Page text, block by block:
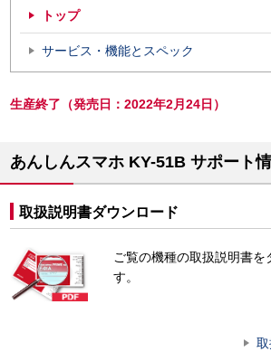
トップ
サービス・機能とスペック
生産終了（発売日：2022年2月24日）
あんしんスマホ KY-51B サポート
取扱説明書ダウンロード
ご覧の機種の取扱説明書を
す。